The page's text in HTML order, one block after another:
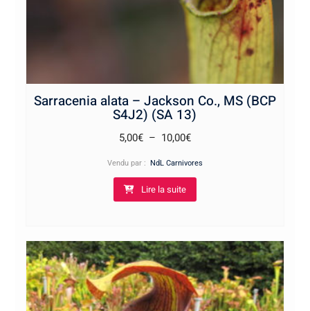
Sarracenia alata – Jackson Co., MS (BCP
S4J2) (SA 13)
5,00€ – 10,00€Plage
Vendu par : NdL Carnivores
Lire la suite